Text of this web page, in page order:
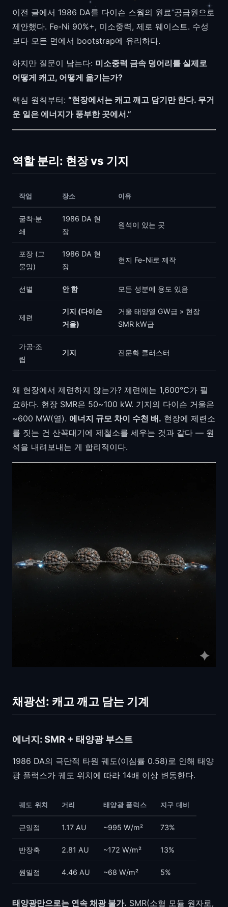
이전 글에서 1986 DA를 다이슨 스웜의 원료 공급원으로
제안했다. Fe-Ni 90%+, 미소중력, 제로 웨이스트. 수성
보다 모든 면에서 bootstrap에 유리하다.
하지만 질문이 남는다: 미소중력 금속 덩어리를 실제로
어떻게 캐고, 어떻게 옮기는가?
핵심 원칙부터: “현장에서는 캐고 깨고 담기만 한다. 무거
운 일은 에너지가 풍부한 곳에서.”
역할 분리: 현장 vs 기지
작업 장소 이유
굴착·분
쇄
1986 DA 현
장
원석이 있는 곳
포장 (그
물망)
1986 DA 현
장
현지 Fe-Ni로 제작
선별 안 함 모든 성분에 용도 있음
제련
기지 (다이슨
거울)
거울 태양열 GW급 » 현장
SMR kW급
가공·조
립
기지 전문화 클러스터
왜 현장에서 제련하지 않는가? 제련에는 1,600°C가 필
요하다. 현장 SMR은 50~100 kW. 기지의 다이슨 거울은
~600 MW(열). 에너지 규모 차이 수천 배. 현장에 제련소
를 짓는 건 산꼭대기에 제철소를 세우는 것과 같다 — 원
석을 내려보내는 게 합리적이다.
채광선: 캐고 깨고 담는 기계
에너지: SMR + 태양광 부스트
1986 DA의 극단적 타원 궤도(이심률 0.58)로 인해 태양
광 플럭스가 궤도 위치에 따라 14배 이상 변동한다.
궤도 위치 거리 태양광 플럭스 지구 대비
근일점 1.17 AU ~995 W/m² 73%
반장축 2.81 AU ~172 W/m² 13%
원일점 4.46 AU ~68 W/m² 5%
태양광만으로는 연속 채광 불가. SMR(소형 모듈 원자로,